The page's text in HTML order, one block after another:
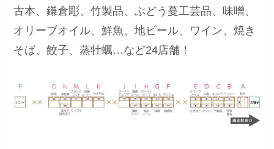
古本、鎌倉彫、竹製品、ぶどう蔓工芸品、味噌、
オリーブオイル、鮮魚、地ビール、ワイン、焼き
そば、餃子、蒸牡蠣…など24店舗！